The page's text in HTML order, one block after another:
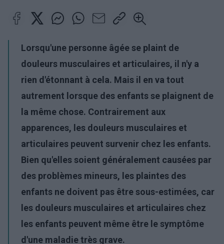
Lorsqu'une personne âgée se plaint de
douleurs musculaires et articulaires, il n'y a
rien d'étonnant à cela. Mais il en va tout
autrement lorsque des enfants se plaignent de
la même chose. Contrairement aux
apparences, les douleurs musculaires et
articulaires peuvent survenir chez les enfants.
Bien qu'elles soient généralement causées par
des problèmes mineurs, les plaintes des
enfants ne doivent pas être sous-estimées, car
les douleurs musculaires et articulaires chez
les enfants peuvent même être le symptôme
d'une maladie très grave.